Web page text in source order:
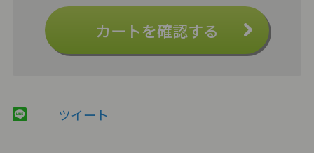
カートを確認する
ツイート